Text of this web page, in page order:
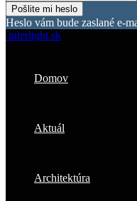
Heslo vám bude zaslané e-
interlight.sk
Domov
Aktuál
Architektúra